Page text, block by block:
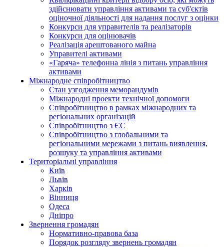
здiйснювати управління активами та суб'єктів
оціночної діяльності для надання послуг з оцінки
Конкурси для управителів та реалізаторів
Конкурси для оцінювачів
Реалізація арештованого майна
Управителі активами
«Гаряча» телефонна лінія з питань управління
активами
Міжнародне співробітництво
Стан узгодження меморандумів
Міжнародні проекти технічної допомоги
Співробітництво в рамках міжнародних та
регіональних організацій
Співробітництво з ЄС
Співробітництво з глобальними та
регіональними мережами з питань виявлення,
розшуку та управління активами
Територіальні управління
Київ
Львів
Харків
Вінниця
Одеса
Дніпро
Звернення громадян
Нормативно-правова база
Порядок розгляду звернень громадян